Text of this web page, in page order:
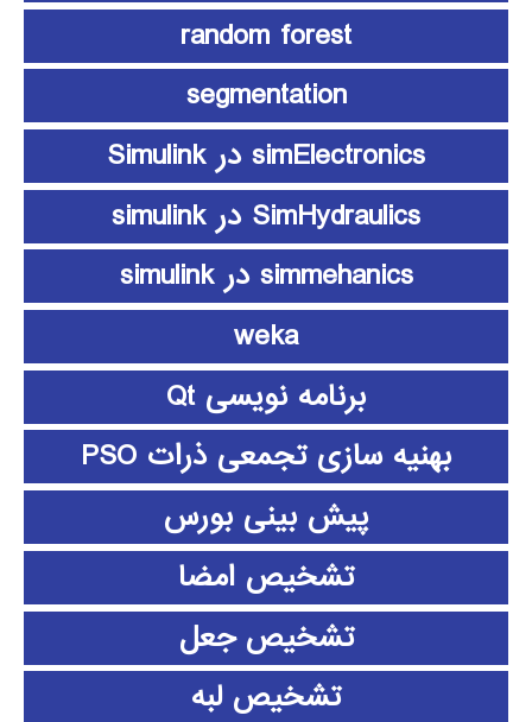
random forest
segmentation
simElectronics در Simulink
SimHydraulics در simulink
simmehanics در simulink
weka
برنامه نویسی Qt
بهنیه سازی تجمعی ذرات PSO
پیش بینی بورس
تشخیص امضا
تشخیص جعل
تشخیص لبه